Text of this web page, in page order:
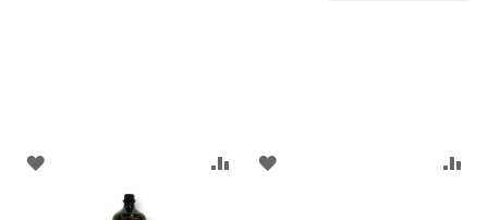
ZUR WUNSCHLISTE HINZUFÜGENZUR VERGLEICHSLISTE
ZUR WUNSCHLISTE